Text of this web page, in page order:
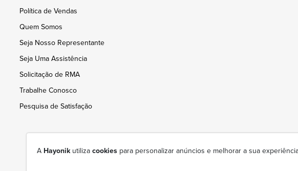
Política de Vendas
Quem Somos
Seja Nosso Representante
Seja Uma Assistência
Solicitação de RMA
Trabalhe Conosco
Pesquisa de Satisfação
A Hayonikutiliza cookies para personalizar anúncios e melhorar a sua